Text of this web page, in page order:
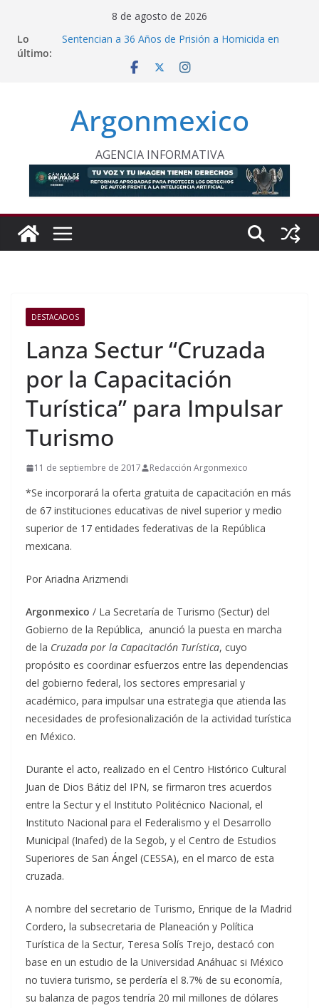
contenido
8 de agosto de 2026
Lo
último:
Sentencian a 36 Años de Prisión a Homicida en
Sheinbaum y Delfina Gómez Refuerzan Oferta
Inauguran Nuevo CBTA en Texcoco
Proponen Frenar Publicidad con IA Dirigida a
Menores
Comision Permanente Pide Frenar Discurso de
Odio Contra Grupos Vulnerables
Argonmexico
AGENCIA INFORMATIVA
DESTACADOS
Lanza Sectur “Cruzada
por la Capacitación
Turística” para Impulsar
Turismo
11 de septiembre de 2017 Redacción Argonmexico
*Se incorporará la oferta gratuita de capacitación en más
de 67 instituciones educativas de nivel superior y medio
superior de 17 entidades federativas de la República
mexicana.
Por Ariadna Arizmendi
Argonmexico / La Secretaría de Turismo (Sectur) del
Gobierno de la República, anunció la puesta en marcha
de la Cruzada por la Capacitación Turística, cuyo
propósito es coordinar esfuerzos entre las dependencias
del gobierno federal, los sectores empresarial y
académico, para impulsar una estrategia que atienda las
necesidades de profesionalización de la actividad turística
en México.
Durante el acto, realizado en el Centro Histórico Cultural
Juan de Dios Bátiz del IPN, se firmaron tres acuerdos
entre la Sectur y el Instituto Politécnico Nacional, el
Instituto Nacional para el Federalismo y el Desarrollo
Municipal (Inafed) de la Segob, y el Centro de Estudios
Superiores de San Ángel (CESSA), en el marco de esta
cruzada.
A nombre del secretario de Turismo, Enrique de la Madrid
Cordero, la subsecretaria de Planeación y Política
Turística de la Sectur, Teresa Solís Trejo, destacó con
base en un estudio de la Universidad Anáhuac si México
no tuviera turismo, se perdería el 8.7% de su economía,
su balanza de pagos tendría 20 mil millones de dólares